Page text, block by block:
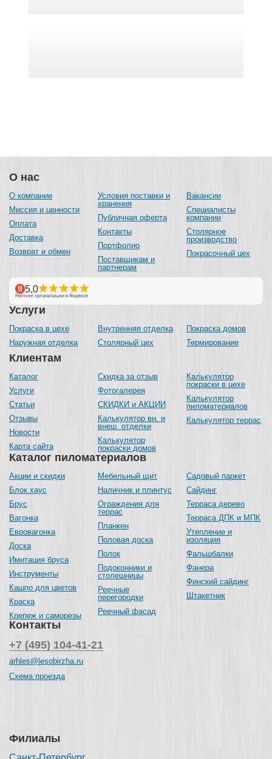
О нас
О компании
Миссия и ценности
Оплата
Доставка
Возврат и обмен
Условия поставки и
хранения
Публичная оферта
Контакты
Портфолио
Поставщикам и
партнерам
Вакансии
Специалисты
компании
Столярное
производство
Покрасочный цех
Каталог пиломатериалов
Акции и скидки
Блок хаус
Брус
Вагонка
Евровагонка
Доска
Имитация бруса
Инструменты
Кашпо для цветов
Краска
Крепеж и саморезы
Мебельный щит
Наличник и плинтус
Ограждения для
террас
Планкен
Половая доска
Полок
Подоконники и
столешницы
Реечные
перегородки
Реечный фасад
Садовый паркет
Сайдинг
Терраса дерево
Терраса ДПК и МПК
Утепление и
изоляция
Фальшбалки
Фанера
Финский сайдинг
Штакетник
Услуги
Покраска в цехе
Наружная отделка
Внутренняя отделка
Столярный цех
Покраска домов
Термирование
Клиентам
Каталог
Услуги
Статьи
Отзывы
Новости
Карта сайта
Скидка за отзыв
Фотогалерея
СКИДКИ и АКЦИИ
Калькулятор вн. и
внеш. отделки
Калькулятор
покраски домов
Калькулятор
покраски в цехе
Калькулятор
пиломатериалов
Калькулятор террас
Контакты
+7 (495) 104-41-21
arhles@lesobirzha.ru
Схема проезда
Филиалы